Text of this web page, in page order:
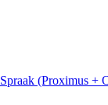
Spraak (Proximus +